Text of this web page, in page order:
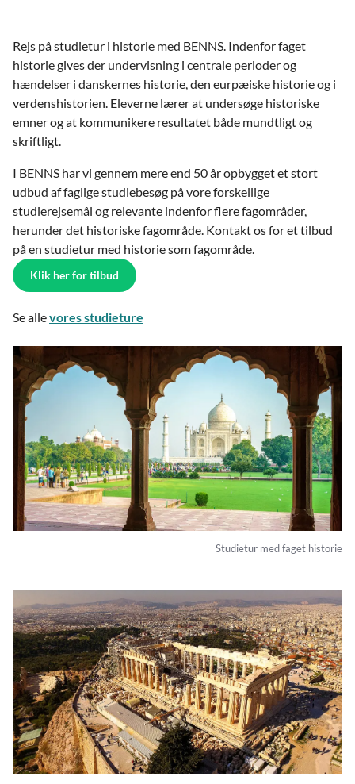
Rejs på studietur i historie med BENNS. Indenfor faget
historie gives der undervisning i centrale perioder og
hændelser i danskernes historie, den eurpæiske historie og i
verdenshistorien. Eleverne lærer at undersøge historiske
emner og at kommunikere resultatet både mundtligt og
skriftligt.
I BENNS har vi gennem mere end 50 år opbygget et stort
udbud af faglige studiebesøg på vore forskellige
studierejsemål og relevante indenfor flere fagområder,
herunder det historiske fagområde. Kontakt os for et tilbud
på en studietur med historie som fagområde.
Klik her for tilbud
Se allevores studieture
Studietur med faget historie